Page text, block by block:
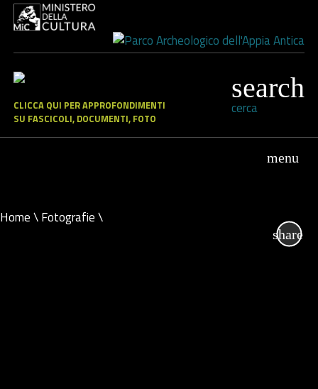
CLICCA QUI PER APPROFONDIMENTI
SU FASCICOLI, DOCUMENTI, FOTO
cerca
Home\Fotografie\